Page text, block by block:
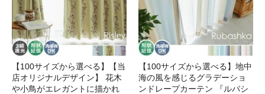
【100サイズから選べる】【当
店オリジナルデザイン】 花木
や小鳥がエレガントに描かれ
【100サイズから選べる】地中
海の風を感じるグラデーショ
ンドレープカーテン 『ルバシ